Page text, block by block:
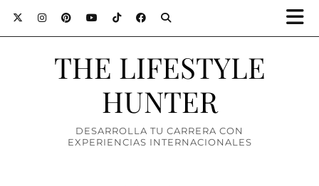
THE LIFESTYLE
HUNTER
DESARROLLA TU CARRERA CON
EXPERIENCIAS INTERNACIONALES